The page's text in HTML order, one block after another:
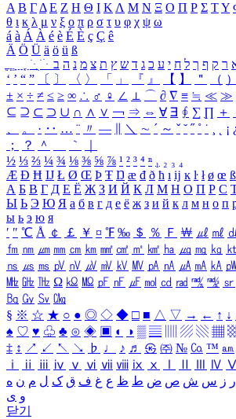
Α Β ΓΔ Ε Ζ Η Θ Ι ΚΛ Μ Ν Ξ Ο Π Ρ Σ ΤΥ
θ ι κ λ μ ν ξ ο π ρ σ τ υ φ χ ψ ω
á à Á À é è É È ç Ç ê
Ä Ö Ü ä ö ü ß
ִֶֹ ֻּ ׁׂ ר ק ף ך ל ח י ע כ ג ד ש ץ ת צ מ נ ה ב
‘ ’ “ ” 〔 〕 〈 〉 「 」 『 』 【 】 ＂ （ ）
± × ÷ ≠ ≤ ≥ ∞ ∴ ♂ ♀ ∠ ⊥ ⌒ ∂ ∇ ≡ ≒ ≪ ≫
⊆ ⊇ ⊂ ⊃ ∪ ∩ ∧ ∨ ￢ ⇒ ⇔ ∀ ∃ ∮ ∑ ∏ ＋
、
。 · ‥ … ¨ 〃 ― ＼ ∼ ´ ～ ˇ ˘ ˝ ˚ ˙ ¸ ¡ ¿
；
？ ＾ ｀
½ ⅓ ⅔ ¼ ¾ ⅛ ⅜ ⅝ ⅞ ¹ ² ³ ⁴ ⁿ ₁ ₂ ₃ ₄
Æ Ð Ħ Ĳ Ł Ø Œ Þ Ŧ Ŋ æ đ ð ħ ı ĳ ĸ ŀ ł ø œ ß
А Б В Г Д Е Ё Ж З И Й К Л М Н О П Р С
Ы Ь Э Ю Я а б в г д е ё ж з и й к л м н о п
ы ь э ю я
′ ″ ℃ Å ￠ ￡ ￥ ¤ ℉ ‰ ＄ ％ Ｆ ￦ ㎕ ㎖
㎙ ㎚ ㎛ ㎜ ㎝ ㎞ ㎟ ㎠ ㎡ ㎢ ㏊ ㎍ ㎎ ㎏ ㏏
㎱ ㎲ ㎳ ㎴ ㎵ ㎶ ㎷ ㎸ ㎹ ㎀ ㎁ ㎂ ㎃ ㎄
㎒ ㎓ ㎔ Ω ㏀ ㏁ ㎊ ㎋ ㎌ ㏖ ㏅ ㎭ ㎮ ㎯ ㏛
㏃ ㏉ ㏜ ㏆
§ ※ ☆ ★ ○ ● ◎ ◇ ◆ □ ■ △ ▽ → ← ↑ ↓
♠ ♡ ♥ ♧ ♣ ⊙ ◈ ▣ ◐ ◑ ▒ ▤ ▨ ▧ ▦
‡ ↕ ↗ ↙ ↖ ↘ ♭ ♩ ♪ ♬ ㉿ ㈜ № ㏇ ™ ㏂
ⅰ
ⅱ ⅲ ⅳ ⅴ ⅵ ⅶ ⅷ ⅸ ⅹ Ⅳ Ⅴ
ر ز س ش ص ض ط ظ ع غ ف ق ک ل م ن ه
و ی
닫기